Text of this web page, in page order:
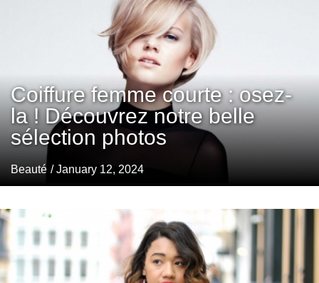
Coiffure femme courte : osez-
la ! Découvrez notre belle
sélection photos
Beauté / January 12, 2024